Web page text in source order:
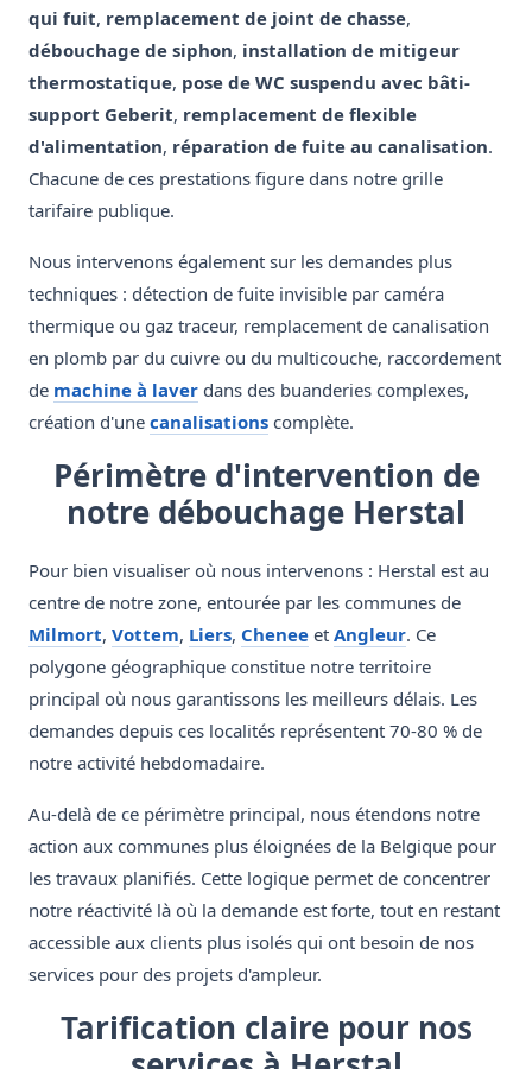
qui fuit, remplacement de joint de chasse,
débouchage de siphon, installation de mitigeur
thermostatique, pose de WC suspendu avec bâti-
support Geberit, remplacement de flexible
d'alimentation, réparation de fuite au canalisation.
Chacune de ces prestations figure dans notre grille
tarifaire publique.
Nous intervenons également sur les demandes plus
techniques : détection de fuite invisible par caméra
thermique ou gaz traceur, remplacement de canalisation
en plomb par du cuivre ou du multicouche, raccordement
de machine à laver dans des buanderies complexes,
création d'une canalisations complète.
Périmètre d'intervention de
notre débouchage Herstal
Pour bien visualiser où nous intervenons : Herstal est au
centre de notre zone, entourée par les communes de
Milmort, Vottem, Liers, Chenee et Angleur. Ce
polygone géographique constitue notre territoire
principal où nous garantissons les meilleurs délais. Les
demandes depuis ces localités représentent 70-80 % de
notre activité hebdomadaire.
Au-delà de ce périmètre principal, nous étendons notre
action aux communes plus éloignées de la Belgique pour
les travaux planifiés. Cette logique permet de concentrer
notre réactivité là où la demande est forte, tout en restant
accessible aux clients plus isolés qui ont besoin de nos
services pour des projets d'ampleur.
Tarification claire pour nos